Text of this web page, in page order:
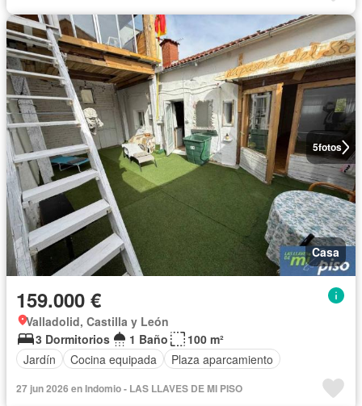
5fotos
Casa
159.000 €
Valladolid, Castilla y León
3 Dormitorios
1 Baño
100 m²
Jardín
Cocina equipada Plaza aparcamiento
27 jun 2026 en Indomio - LAS LLAVES DE MI PISO